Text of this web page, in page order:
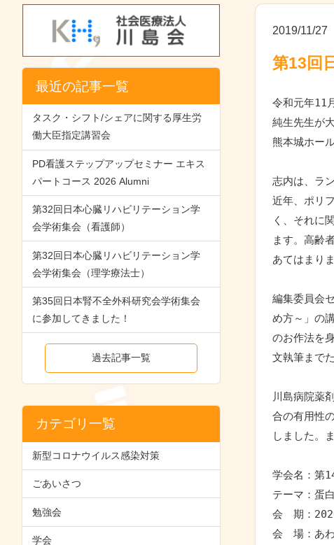
最近の記事一覧
タスク・シフト/シェアに関する厚生労
働大臣指定講習会
PD看護ステップアップセミナー エキス
パートコース 2026 Alumni
第32回日本心臓リハビリテーション学
会学術集会（看護師）
第32回日本心臓リハビリテーション学
会学術集会（理学療法士）
第35回日本腎不全外科研究会学術集会
に参加してきました！
過去記事一覧
カテゴリ一覧
新型コロナウイルス感染対策
ごあいさつ
勉強会
学会
2019/11/27
第13回
令和元年11
純生先生が
熊本城ホー
志内は、ラ
近年、ポリ
く、それに
ます。高齢
あてはまり
編集委員会
め方～」の
のお作法を
文執筆まで
川島病院薬
合の有用性
しました。
学会名：第
テーマ：蛋
会　期：
会　場：あ